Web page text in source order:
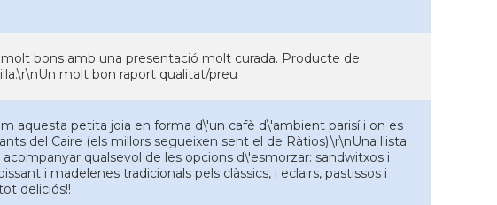
bons amb una presentació molt curada. Producte de
molt bon raport qualitat/preu
aquesta petita joia en forma d\'un cafè d\'ambient parisí i on es
del Caire (els millors segueixen sent el de Ràtios).\r\nUna llista
qualsevol de les opcions d\'esmorzar: sandwitxos i
i madelenes tradicionals pels clàssics, i eclairs, pastissos i
deliciós!!